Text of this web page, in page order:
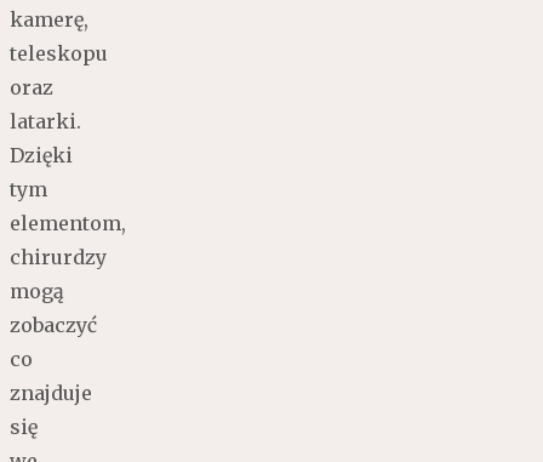
kamerę,
teleskopu
oraz
latarki.
Dzięki
tym
elementom,
chirurdzy
mogą
zobaczyć
co
znajduje
się